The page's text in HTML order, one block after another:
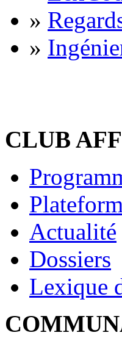
»
»
CLUB
Actualité
Dossiers
Lexique